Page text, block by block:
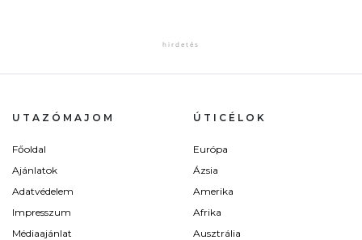
UTAZÓMAJOM
Főoldal
Ajánlatok
Adatvédelem
Impresszum
Médiaajánlat
ÚTICÉLOK
Európa
Ázsia
Amerika
Afrika
Ausztrália